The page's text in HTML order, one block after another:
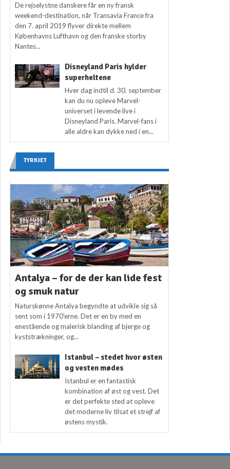
De rejselystne danskere får en ny fransk
weekend-destination, når Transavia France fra
den 7. april 2019 flyver direkte mellem
Københavns Lufthavn og den franske storby
Nantes...
Disneyland Paris hylder
superheltene
Hver dag indtil d. 30. september
kan du nu opleve Marvel-
universet i levende live i
Disneyland Paris. Marvel-fans i
alle aldre kan dykke ned i en...
TYRKIET
Antalya – for de der kan lide fest
og smuk natur
Naturskønne Antalya begyndte at udvikle sig så
sent som i 1970’erne. Det er en by med en
enestående og malerisk blanding af bjerge og
kyststrækninger, og...
Istanbul – stedet hvor østen
og vesten mødes
Istanbul er en fantastisk
kombination af øst og vest. Det
er det perfekte sted at opleve
det moderne liv tilsat et strejf af
østens mystik.